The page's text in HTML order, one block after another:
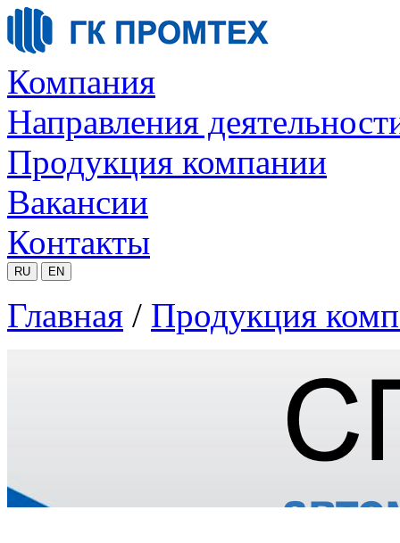
Компания
Направления
Продукция компании
Вакансии
Контакты
RU EN
Главная / Продукция